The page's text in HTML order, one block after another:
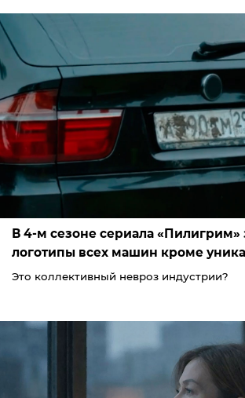
В 4-м сезоне сериала «Пилигрим»
логотипы всех машин кроме
Это коллективный невроз индустрии?